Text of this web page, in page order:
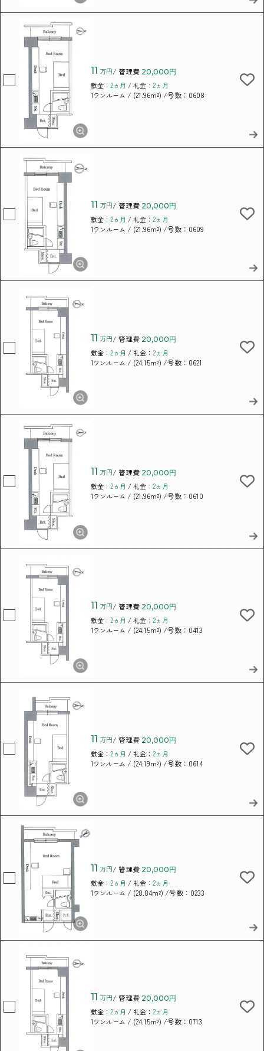
11 万円/ 管理費 20,000円
敷金：2ヵ月 / 礼金：2ヵ月
1ワンルーム / (21.96m²) /号数：0608
11 万円/ 管理費 20,000円
敷金：2ヵ月 / 礼金：2ヵ月
1ワンルーム / (21.96m²) /号数：0609
11 万円/ 管理費 20,000円
敷金：2ヵ月 / 礼金：2ヵ月
1ワンルーム / (24.15m²) /号数：0621
11 万円/ 管理費 20,000円
敷金：2ヵ月 / 礼金：2ヵ月
1ワンルーム / (21.96m²) /号数：0610
11 万円/ 管理費 20,000円
敷金：2ヵ月 / 礼金：2ヵ月
1ワンルーム / (24.15m²) /号数：0413
11 万円/ 管理費 20,000円
敷金：2ヵ月 / 礼金：2ヵ月
1ワンルーム / (24.19m²) /号数：0614
11 万円/ 管理費 20,000円
敷金：2ヵ月 / 礼金：2ヵ月
1ワンルーム / (28.84m²) /号数：0233
11 万円/ 管理費 20,000円
敷金：2ヵ月 / 礼金：2ヵ月
1ワンルーム / (24.15m²) /号数：0713